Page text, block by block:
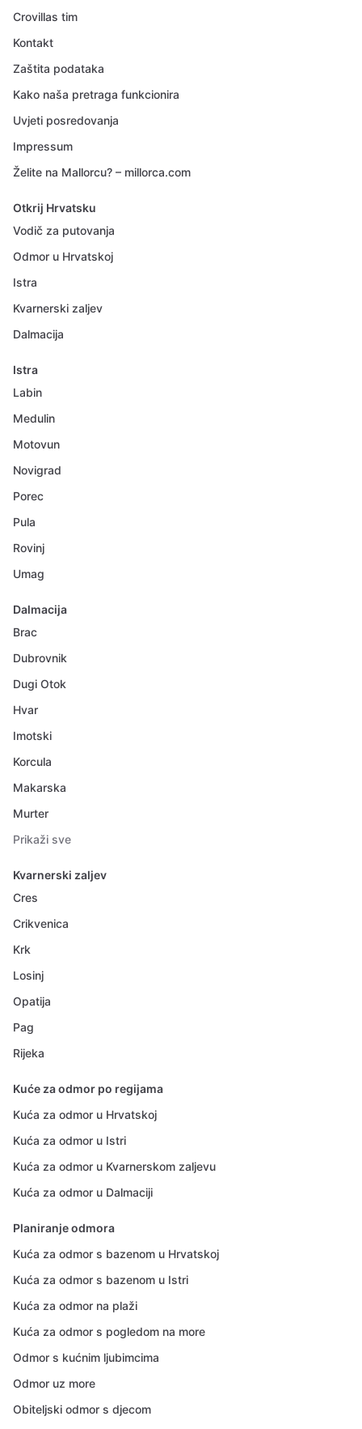
Crovillas tim
Kontakt
Zaštita podataka
Kako naša pretraga funkcionira
Uvjeti posredovanja
Impressum
Želite na Mallorcu? – millorca.com
Otkrij Hrvatsku
Vodič za putovanja
Odmor u Hrvatskoj
Istra
Kvarnerski zaljev
Dalmacija
Istra
Labin
Medulin
Motovun
Novigrad
Porec
Pula
Rovinj
Umag
Dalmacija
Brac
Dubrovnik
Dugi Otok
Hvar
Imotski
Korcula
Makarska
Murter
Prikaži sve
Kvarnerski zaljev
Cres
Crikvenica
Krk
Losinj
Opatija
Pag
Rijeka
Kuće za odmor po regijama
Kuća za odmor u Hrvatskoj
Kuća za odmor u Istri
Kuća za odmor u Kvarnerskom zaljevu
Kuća za odmor u Dalmaciji
Planiranje odmora
Kuća za odmor s bazenom u Hrvatskoj
Kuća za odmor s bazenom u Istri
Kuća za odmor na plaži
Kuća za odmor s pogledom na more
Odmor s kućnim ljubimcima
Odmor uz more
Obiteljski odmor s djecom